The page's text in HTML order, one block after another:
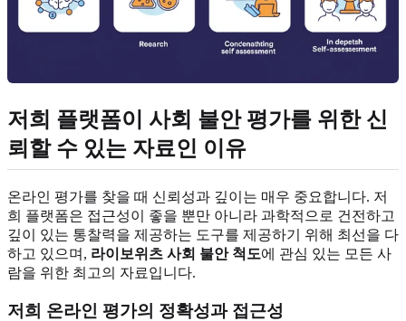
저희 플랫폼이 사회 불안 평가를 위한 신
뢰할 수 있는 자료인 이유
온라인 평가를 찾을 때 신뢰성과 깊이는 매우 중요합니다. 저
희 플랫폼은 접근성이 좋을 뿐만 아니라 과학적으로 건전하고
깊이 있는 통찰력을 제공하는 도구를 제공하기 위해 최선을 다
하고 있으며, 라이보위츠 사회 불안 척도에 관심 있는 모든 사
람을 위한 최고의 자료입니다.
저희 온라인 평가의 정확성과 접근성